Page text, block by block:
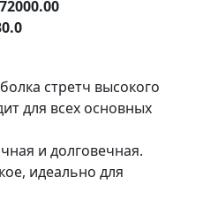
72000.00
стретч высокого
для всех основных
и долговечная.
идеально для